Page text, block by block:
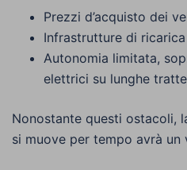
Prezzi d’acquisto dei
Infrastrutture di
Autonomia limitata,
elettrici su lunghe
Nonostante questi ostacoli,
si muove per tempo avrà